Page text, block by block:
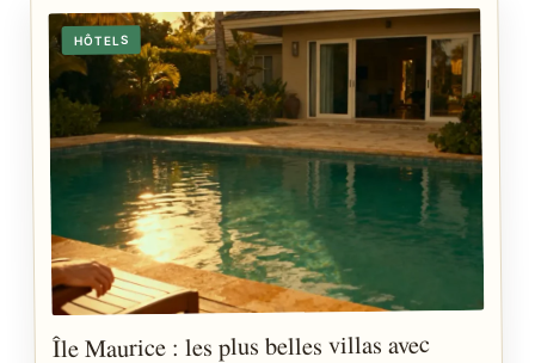
HÔTELS
Île Maurice : les plus belles villas avec